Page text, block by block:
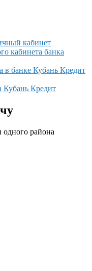
кабинет
кабинета банка
в банке Кубань Кредит
Кубань Кредит
района